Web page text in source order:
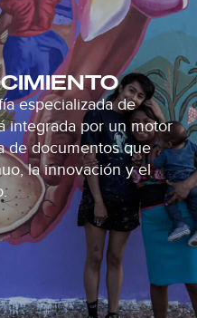
especializada de
integrada por un motor
de documentos que
la innovación y el